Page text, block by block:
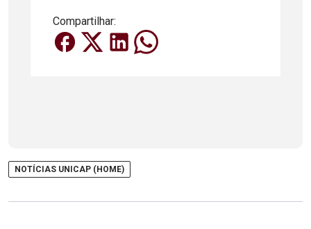
Compartilhar:
NOTÍCIAS UNICAP (HOME)